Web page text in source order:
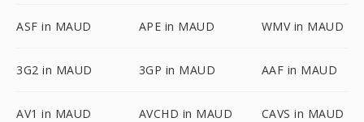
ASF in MAUD APE in MAUD WMV in MAUD
3G2 in MAUD 3GP in MAUD AAF in MAUD
AV1 in MAUD AVCHD in MAUD CAVS in MAUD